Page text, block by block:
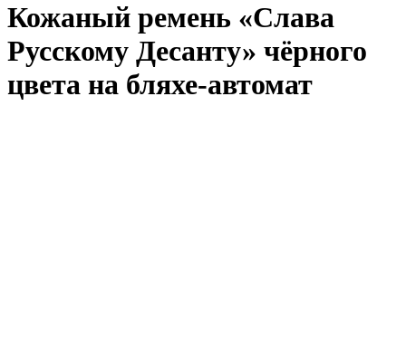
Кожаный ремень «Слава
Русскому Десанту» чёрного
цвета на бляхе-автомат